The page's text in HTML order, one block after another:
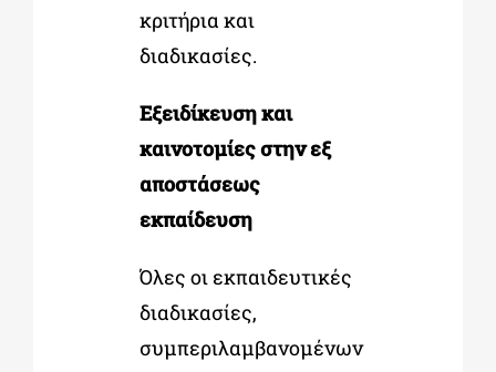
κριτήρια και
διαδικασίες.
Εξειδίκευση και
καινοτομίες στην εξ
αποστάσεως
εκπαίδευση
Όλες οι εκπαιδευτικές
διαδικασίες,
συμπεριλαμβανομένων